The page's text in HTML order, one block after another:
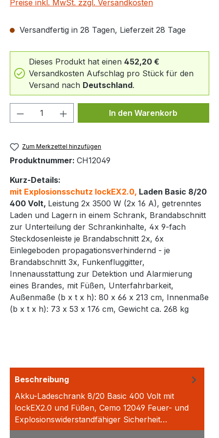
Preise inkl. MwSt. zzgl. Versandkosten
Versandfertig in 28 Tagen, Lieferzeit 28 Tage
Dieses Produkt hat einen 452,20 €
Versandkosten Aufschlag pro Stück für den
Versand nach Deutschland.
Produkt Anzahl: Gib denIn den Warenkorb
Zum Merkzettel hinzufügen
Produktnummer: CH12049
Kurz-Details:
mit Explosionsschutz lockEX2.0, Laden Basic 8/20
400 Volt, Leistung 2x 3500 W (2x 16 A), getrenntes
Laden und Lagern in einem Schrank, Brandabschnitt
zur Unterteilung der Schrankinhalte, 4x 9-fach
Steckdosenleiste je Brandabschnitt 2x, 6x
Einlegeboden propagationsverhindernd - je
Brandabschnitt 3x, Funkenfluggitter,
Innenausstattung zur Detektion und Alarmierung
eines Brandes, mit Füßen, Unterfahrbarkeit,
Außenmaße (b x t x h): 80 x 66 x 213 cm, Innenmaße
(b x t x h): 73 x 53 x 176 cm, Gewicht ca. 268 kg
Beschreibung
Akku-Ladeschrank 8/20 Basic 400 Volt mit
lockEX2.0 und Füßen, Cemo 12049 Feuer- und
Explosionswiderstandfähiger Sicherheit…